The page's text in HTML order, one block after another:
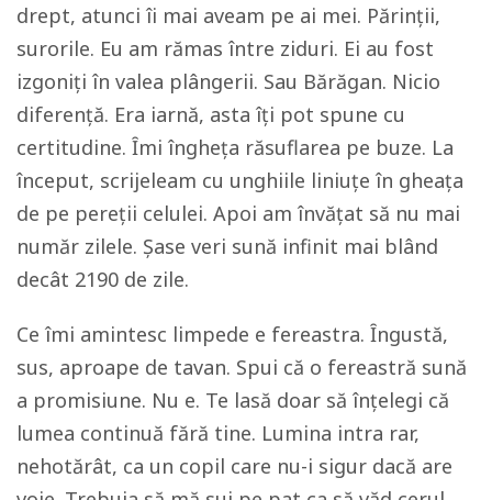
drept, atunci îi mai aveam pe ai mei. Părinţii,
surorile. Eu am rămas între ziduri. Ei au fost
izgoniţi în valea plângerii. Sau Bărăgan. Nicio
diferenţă. Era iarnă, asta îţi pot spune cu
certitudine. Ȋmi îngheţa răsuflarea pe buze. La
început, scrijeleam cu unghiile liniuţe în gheaţa
de pe pereţii celulei. Apoi am învăţat să nu mai
număr zilele. Şase veri sună infinit mai blând
decât 2190 de zile.
Ce îmi amintesc limpede e fereastra. Ȋngustă,
sus, aproape de tavan. Spui că o fereastră sună
a promisiune. Nu e. Te lasă doar să înțelegi că
lumea continuă fără tine. Lumina intra rar,
nehotărât, ca un copil care nu-i sigur dacă are